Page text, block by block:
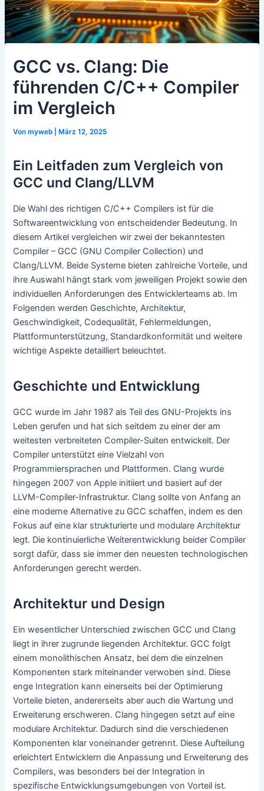
GCC vs. Clang: Die
führenden C/C++ Compiler
im Vergleich
Vonmyweb März 12, 2025
Ein Leitfaden zum Vergleich von
GCC und Clang/LLVM
Die Wahl des richtigen C/C++ Compilers ist für die
Softwareentwicklung von entscheidender Bedeutung. In
diesem Artikel vergleichen wir zwei der bekanntesten
Compiler – GCC (GNU Compiler Collection) und
Clang/LLVM. Beide Systeme bieten zahlreiche Vorteile, und
ihre Auswahl hängt stark vom jeweiligen Projekt sowie den
individuellen Anforderungen des Entwicklerteams ab. Im
Folgenden werden Geschichte, Architektur,
Geschwindigkeit, Codequalität, Fehlermeldungen,
Plattformunterstützung, Standardkonformität und weitere
wichtige Aspekte detailliert beleuchtet.
Geschichte und Entwicklung
GCC wurde im Jahr 1987 als Teil des GNU-Projekts ins
Leben gerufen und hat sich seitdem zu einer der am
weitesten verbreiteten Compiler-Suiten entwickelt. Der
Compiler unterstützt eine Vielzahl von
Programmiersprachen und Plattformen. Clang wurde
hingegen 2007 von Apple initiiert und basiert auf der
LLVM-Compiler-Infrastruktur. Clang sollte von Anfang an
eine moderne Alternative zu GCC schaffen, indem es den
Fokus auf eine klar strukturierte und modulare Architektur
legt. Die kontinuierliche Weiterentwicklung beider Compiler
sorgt dafür, dass sie immer den neuesten technologischen
Anforderungen gerecht werden.
Architektur und Design
Ein wesentlicher Unterschied zwischen GCC und Clang
liegt in ihrer zugrunde liegenden Architektur. GCC folgt
einem monolithischen Ansatz, bei dem die einzelnen
Komponenten stark miteinander verwoben sind. Diese
enge Integration kann einerseits bei der Optimierung
Vorteile bieten, andererseits aber auch die Wartung und
Erweiterung erschweren. Clang hingegen setzt auf eine
modulare Architektur. Dadurch sind die verschiedenen
Komponenten klar voneinander getrennt. Diese Aufteilung
erleichtert Entwicklern die Anpassung und Erweiterung des
Compilers, was besonders bei der Integration in
spezifische Entwicklungsumgebungen von Vorteil ist.